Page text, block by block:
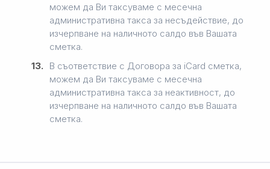
можем да Ви таксуваме с месечна
административна такса за несъдействие, до
изчерпване на наличното салдо във Вашата
сметка.
13.
В съответствие с Договора за iCard сметка,
можем да Ви таксуваме с месечна
административна такса за неактивност, до
изчерпване на наличното салдо във Вашата
сметка.